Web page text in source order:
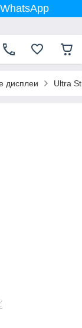
дисплеи Ultra